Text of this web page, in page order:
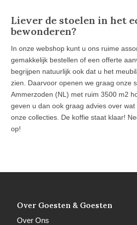
Liever de stoelen in het
bewonderen?
In onze webshop kunt u ons ruime
gemakkelijk bestellen of een offerte
begrijpen natuurlijk ook dat u het
zien. Daarvoor openen we graag onze
Ammerzoden (NL) met ruim 3500 m2
geven u dan ook graag advies over
onze collecties. De koffie staat klaar!
op!
Over Goesten & Goesten
Over Ons